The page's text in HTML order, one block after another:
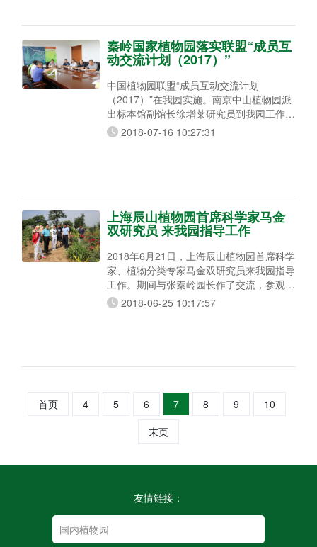
指导，提出了下一阶段的工作的重点是完成
10-15种秦岭山地特有、生境局限性、濒危
植物迁地保
秦岭国家植物园落实联盟“成员互
动交流计划（2017）”
中国植物园联盟“成员互动交流计划
（2017）”在我园实施。南京中山植物园派
出标本馆副馆长徐增莱研究员到我园工作3
个月，支持我园标本馆建设，对标本科研、
标本制作、标本收藏进行现场指导。 7月4
话，对植物园联盟、南京中山植物园的支持
表示衷心感谢，并要求各处室积极配合协助
徐增莱研究员做
2018-07-16 10:27:31
上海辰山植物园首席科学家马金
双研究员 来我园指导工作
2018年6月21日，上海辰山植物园首席科学
家、植物分类专家马金双研究员来我园指导
工作。期间与张秦岭园长作了交流，参观了
我园科普馆、种质资源圃、标本馆以及专类
园等，对我园近期工作成果给予了充分肯
也就个人经历及体悟进行了精彩发言，给每
2018-06-25 10:17:57
首页 4 5 6 7 8 9
10
末页
友情链接：